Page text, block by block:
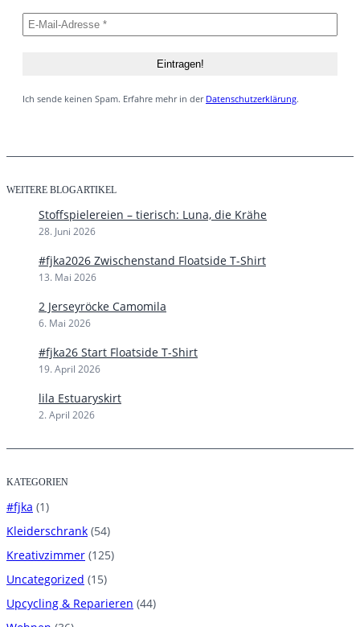
Ich sende keinen Spam. Erfahre mehr in der Datenschutzerklärung.
WEITERE BLOGARTIKEL
Stoffspielereien – tierisch: Luna, die Krähe
28. Juni 2026
#fjka2026 Zwischenstand Floatside T-Shirt
13. Mai 2026
2 Jerseyröcke Camomila
6. Mai 2026
#fjka26 Start Floatside T-Shirt
19. April 2026
lila Estuaryskirt
2. April 2026
KATEGORIEN
#fjka (1)
Kleiderschrank (54)
Kreativzimmer (125)
Uncategorized (15)
Upcycling & Reparieren (44)